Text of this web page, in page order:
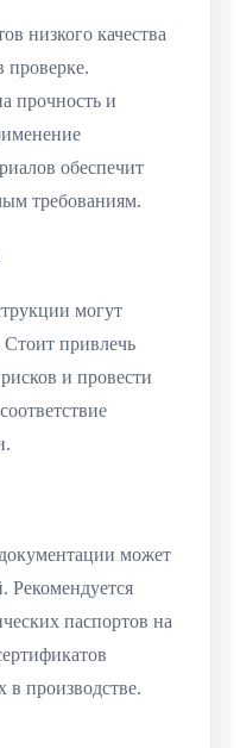
низкого качества
проверке.
прочность и
обеспечит
требованиям.
могут
Стоит привлечь
и провести
может
Рекомендуется
паспортов на
в производстве.